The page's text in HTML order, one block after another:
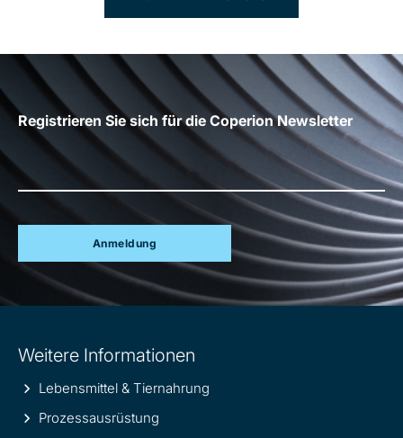
Registrieren Sie sich für die Coperion Newsletter
Anmeldung
information
Weitere Informationen
Lebensmittel & Tiernahrung
Prozessausrüstung